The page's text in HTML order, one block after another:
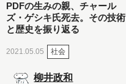
PDFの生みの親、チャール
ズ・ゲシキ氏死去。その技術
と歴史を振り返る
2021.05.05 社会
柳井政和